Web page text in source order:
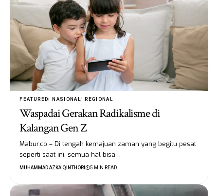
FEATURED NASIONAL REGIONAL
Waspadai Gerakan Radikalisme di
Kalangan Gen Z
Mabur.co – Di tengah kemajuan zaman yang begitu pesat
seperti saat ini, semua hal bisa…
MUHAMMAD AZKA QINTHORI 5 MIN READ